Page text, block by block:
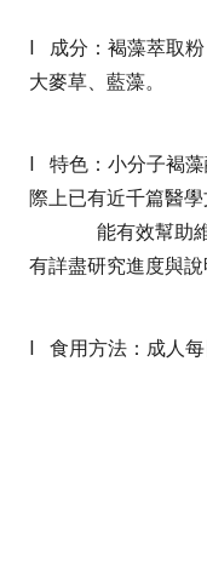
l 成分：褐藻萃取
大麥草、藍藻。
l 特色：小分子褐
際上已有近千篇醫
能有效幫助維
有詳盡研究進度與說
l 食用方法：成人